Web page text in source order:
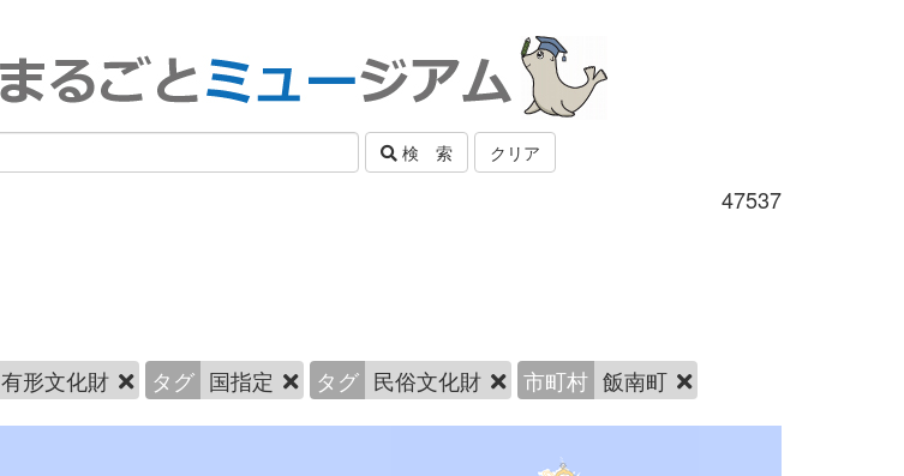
検 索 クリア
47537
有形文化財 タグ 国指定 タグ 民俗文化財 市町村 飯南町